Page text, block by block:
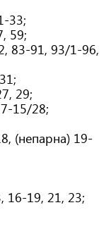
33;
59;
83-91, 93/1-96,
29;
15/28;
(непарна) 19-
16-19, 21, 23;